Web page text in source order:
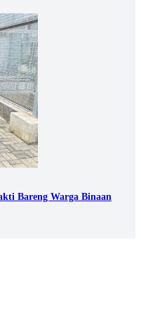
Bareng Warga Binaan